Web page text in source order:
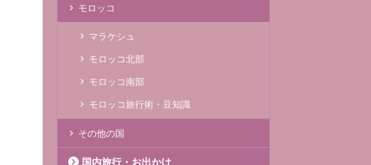
モロッコ
マラケシュ
モロッコ北部
モロッコ南部
モロッコ旅行術・豆知識
その他の国
国内旅行・お出かけ